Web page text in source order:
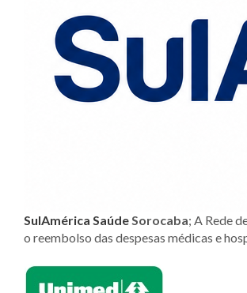
SulAmérica SaúdeSorocaba; A Rede
o reembolso das despesas médicas e